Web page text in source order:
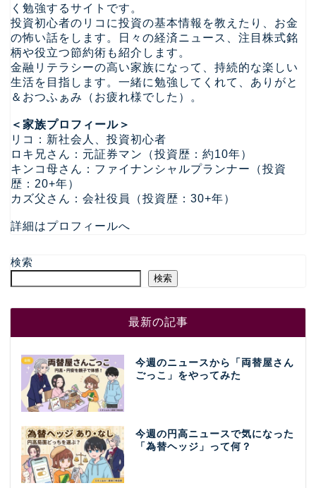
く勉強するサイトです。
投資初心者のリコに投資の基本情報を教えたり、お金
の怖い話をします。日々の経済ニュース、注目株式銘
柄や役立つ節約術も紹介します。
金融リテラシーの高い家族になって、持続的な楽しい
生活を目指します。一緒に勉強してくれて、ありがと
＆おつふぁみ（お疲れ様でした）。
＜家族プロフィール＞
リコ：新社会人、投資初心者
ロキ兄さん：元証券マン（投資歴：約10年）
キンコ母さん：ファイナンシャルプランナー（投資
歴：20+年）
カズ父さん：会社役員（投資歴：30+年）
詳細はプロフィールへ
検索
検索
最新の記事
今週のニュースから「両替屋さん
ごっこ」をやってみた
今週の円高ニュースで気になった
「為替ヘッジ」って何？